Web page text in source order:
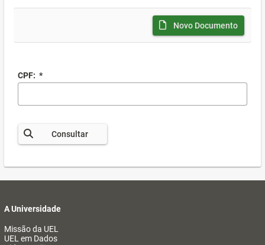
Novo Documento
CPF: *
Consultar
A Universidade
Missão da UEL
UEL em Dados